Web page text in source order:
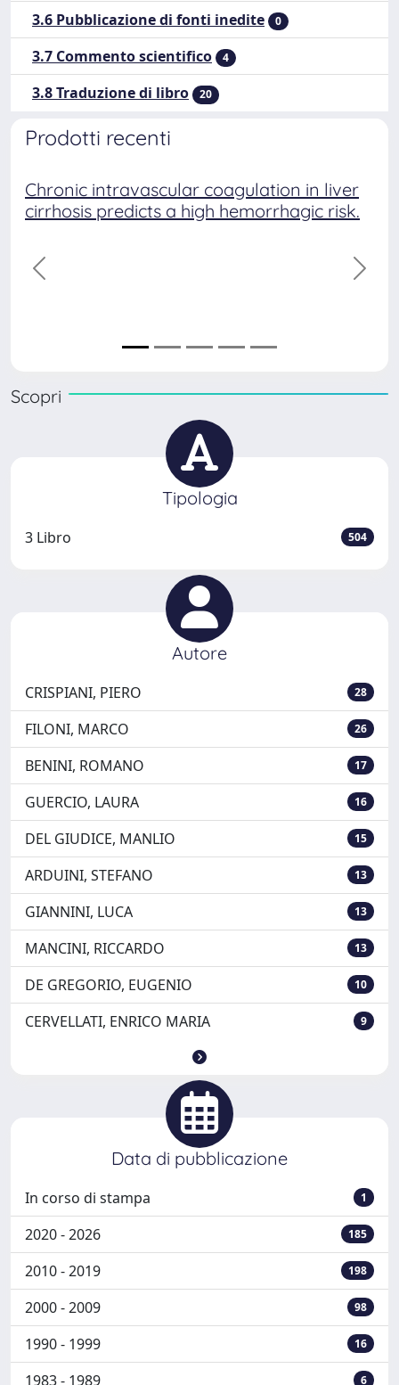
3.6 Pubblicazione di fonti inedite 0
3.7 Commento scientifico 4
3.8 Traduzione di libro 20
Prodotti recenti
Chronic intravascular coagulation in liver
cirrhosis predicts a high hemorrhagic risk.
precedente
Scopri
Tipologia
3 Libro 504
Autore
CRISPIANI, PIERO 28
FILONI, MARCO 26
BENINI, ROMANO 17
GUERCIO, LAURA 16
DEL GIUDICE, MANLIO 15
ARDUINI, STEFANO 13
GIANNINI, LUCA 13
MANCINI, RICCARDO 13
DE GREGORIO, EUGENIO 10
CERVELLATI, ENRICO MARIA 9
Data di pubblicazione
In corso di stampa 1
2020 - 2026 185
2010 - 2019 198
2000 - 2009 98
1990 - 1999 16
1983 - 1989 6